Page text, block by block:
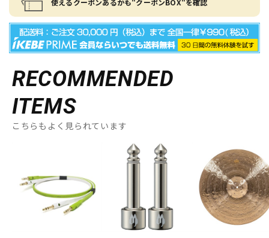
RECOMMENDED
ITEMS
こちらもよく見られています